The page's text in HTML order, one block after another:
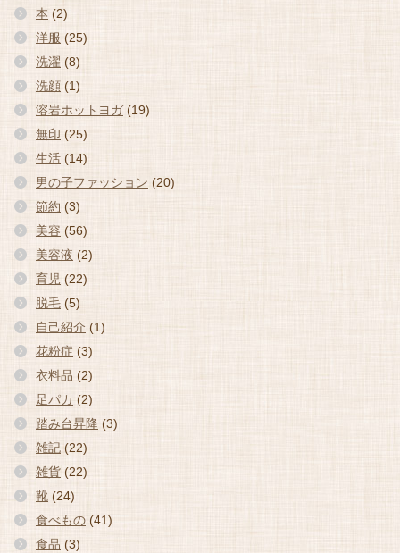
本 (2)
洋服 (25)
洗濯 (8)
洗顔 (1)
溶岩ホットヨガ(19)
無印 (25)
生活 (14)
男の子ファッション (20)
節約 (3)
美容 (56)
美容液 (2)
育児 (22)
脱毛 (5)
自己紹介 (1)
花粉症 (3)
衣料品 (2)
足パカ (2)
踏み台昇降 (3)
雑記 (22)
雑貨 (22)
靴 (24)
食べもの (41)
食品 (3)